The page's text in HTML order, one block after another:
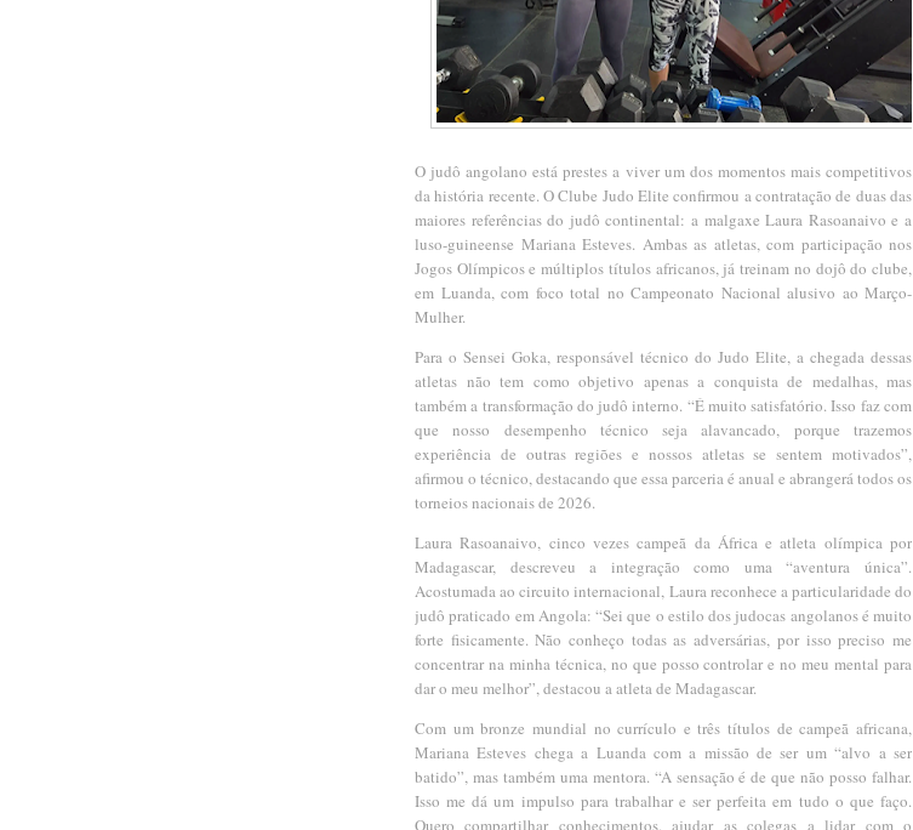
O judô angolano está prestes a viver um dos momentos mais competitivos
da história recente. O Clube Judo Elite confirmou a contratação de duas das
maiores referências do judô continental: a malgaxe Laura Rasoanaivo e a
luso-guineense Mariana Esteves. Ambas as atletas, com participação nos
Jogos Olímpicos e múltiplos títulos africanos, já treinam no dojô do clube,
em Luanda, com foco total no Campeonato Nacional alusivo ao Março-
Mulher.
Para o Sensei Goka, responsável técnico do Judo Elite, a chegada dessas
atletas não tem como objetivo apenas a conquista de medalhas, mas
também a transformação do judô interno. “É muito satisfatório. Isso faz com
que nosso desempenho técnico seja alavancado, porque trazemos
experiência de outras regiões e nossos atletas se sentem motivados”,
afirmou o técnico, destacando que essa parceria é anual e abrangerá todos os
torneios nacionais de 2026.
Laura Rasoanaivo, cinco vezes campeã da África e atleta olímpica por
Madagascar, descreveu a integração como uma “aventura única”.
Acostumada ao circuito internacional, Laura reconhece a particularidade do
judô praticado em Angola: “Sei que o estilo dos judocas angolanos é muito
forte fisicamente. Não conheço todas as adversárias, por isso preciso me
concentrar na minha técnica, no que posso controlar e no meu mental para
dar o meu melhor”, destacou a atleta de Madagascar.
Com um bronze mundial no currículo e três títulos de campeã africana,
Mariana Esteves chega a Luanda com a missão de ser um “alvo a ser
batido”, mas também uma mentora. “A sensação é de que não posso falhar.
Isso me dá um impulso para trabalhar e ser perfeita em tudo o que faço.
Quero compartilhar conhecimentos, ajudar as colegas a lidar com o